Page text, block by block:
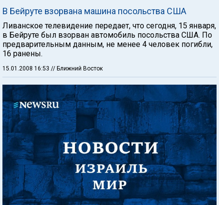
В Бейруте взорвана машина посольства США
Ливанское телевидение передает, что сегодня, 15 января,
в Бейруте был взорван автомобиль посольства США. По
предварительным данным, не менее 4 человек погибли,
16 ранены.
15.01.2008 16:53 // Ближний Восток